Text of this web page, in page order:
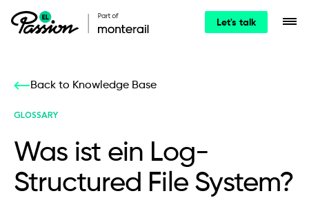
Let's talk
Back to Knowledge Base
GLOSSARY
Was ist ein Log-
Structured File System?